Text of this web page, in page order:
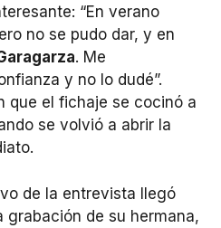
“En verano
no se pudo dar, y en
. Me
y no lo dudé”.
que el fichaje se cocinó a
se volvió a abrir la
de la entrevista llegó
grabación de su hermana,